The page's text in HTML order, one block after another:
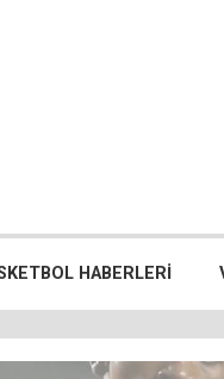
HABERLERI